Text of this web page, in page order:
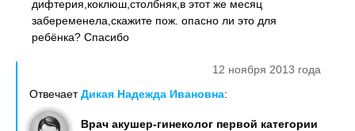
дифтерия,коклюш,столбняк,в этот же месяц
забеременела,скажите пож. опасно ли это для
ребёнка? Спасибо
12 ноября 2013 года
ОтвечаетДикая Надежда Ивановна:
Врач акушер-гинеколог первой категории